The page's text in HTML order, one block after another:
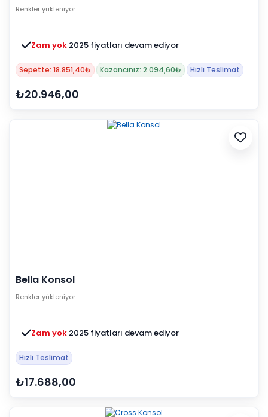
Renkler yükleniyor…
Zam yok 2025 fiyatları devam ediyor
Sepette: 18.851,40₺ Kazancınız: 2.094,60₺ Hızlı Teslimat
₺20.946,00
Bella Konsol
Renkler yükleniyor…
Zam yok 2025 fiyatları devam ediyor
Hızlı Teslimat
₺17.688,00